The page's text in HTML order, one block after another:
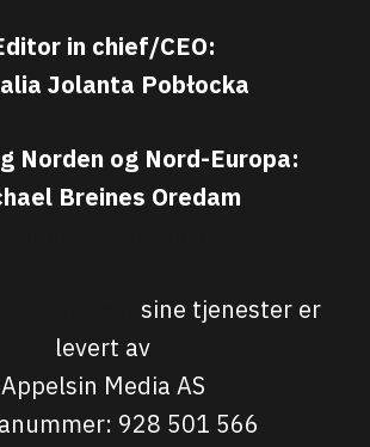
in chief/CEO:
Jolanta Pobłocka
Norden og Nord-Europa:
Breines Oredam
sine tjenester er
levert av
Appelsin Media AS
928 501 566